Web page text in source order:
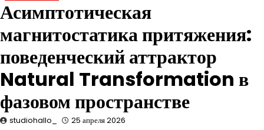
Асимптотическая
магнитостатика притяжения:
поведенческий аттрактор
Natural Transformation в
фазовом пространстве
studiohallo_ 25 апреля 2026